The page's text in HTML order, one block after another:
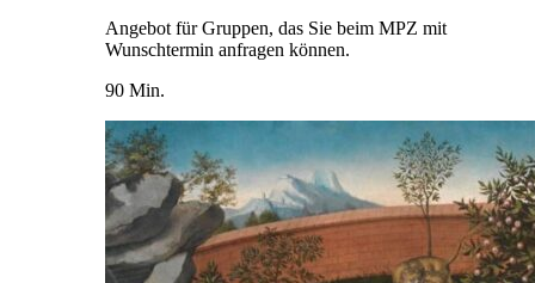
Angebot für Gruppen, das Sie beim MPZ mit
Wunschtermin anfragen können.
90 Min.